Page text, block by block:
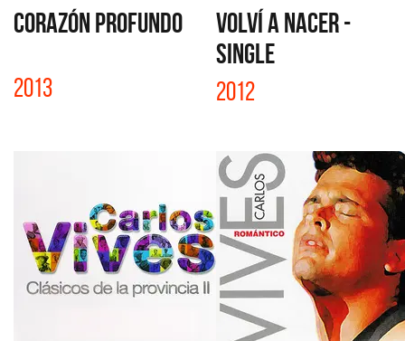
CORAZÓN PROFUNDO
2013
VOLVÍ A NACER -
SINGLE
2012